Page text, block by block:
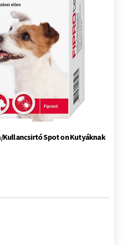
Kullancsirtó Spot on Kutyáknak